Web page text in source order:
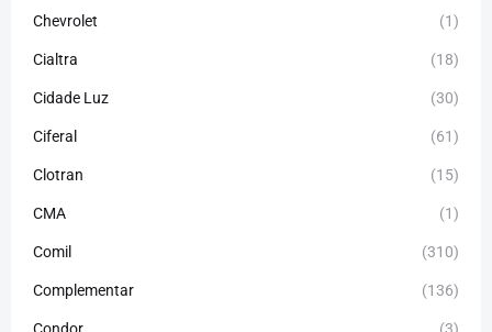
Chevrolet (1)
Cialtra (18)
Cidade Luz (30)
Ciferal (61)
Clotran (15)
CMA (1)
Comil (310)
Complementar (136)